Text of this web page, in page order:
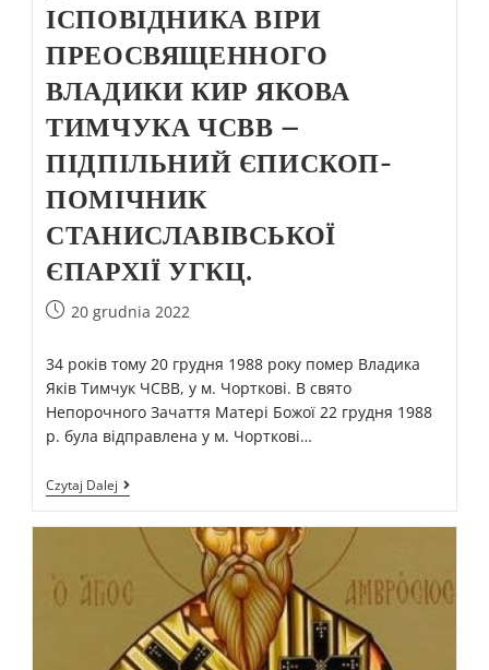
ІСПОВІДНИКА ВІРИ
ПРЕОСВЯЩЕННОГО
ВЛАДИКИ КИР ЯКОВА
ТИМЧУКА ЧСВВ –
ПІДПІЛЬНИЙ ЄПИСКОП-
ПОМІЧНИК
СТАНИСЛАВІВСЬКОЇ
ЄПАРХІЇ УГКЦ.
20 grudnia 2022
34 років тому 20 грудня 1988 року помер Владика
Яків Тимчук ЧСВВ, у м. Чорткові. В свято
Непорочного Зачаття Матері Божої 22 грудня 1988
р. була відправлена у м. Чорткові…
Czytaj Dalej